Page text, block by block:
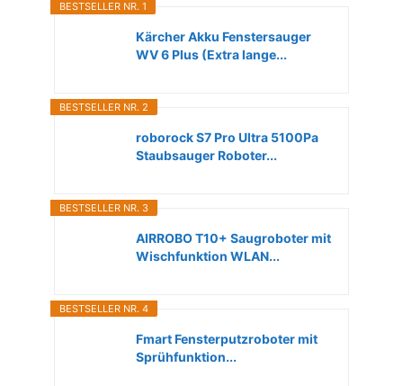
BESTSELLER NR. 1
Kärcher Akku Fenstersauger
WV 6 Plus (Extra lange...
BESTSELLER NR. 2
roborock S7 Pro Ultra 5100Pa
Staubsauger Roboter...
BESTSELLER NR. 3
AIRROBO T10+ Saugroboter mit
Wischfunktion WLAN...
BESTSELLER NR. 4
Fmart Fensterputzroboter mit
Sprühfunktion...